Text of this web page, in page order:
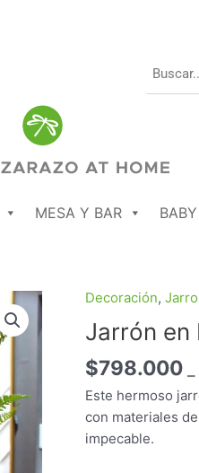
MESA Y BAR BABY
Decoración,
Jarrón en
$798.000
Este hermoso
con materiales
impecable.
Jarrón
en
Porcelana
de
Color
cantidad